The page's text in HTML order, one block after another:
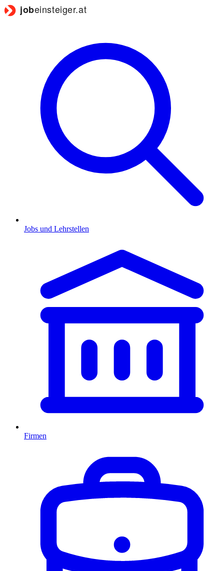
Jobs und Lehrstellen
Firmen